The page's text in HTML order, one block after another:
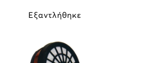
Εξαντλήθηκε